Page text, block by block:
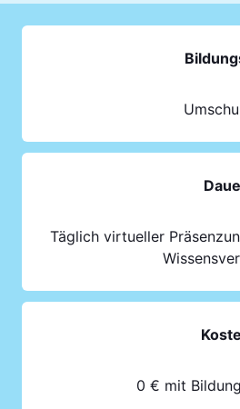
Täglich virtueller
0 € mit